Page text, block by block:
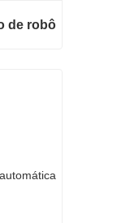
de robô